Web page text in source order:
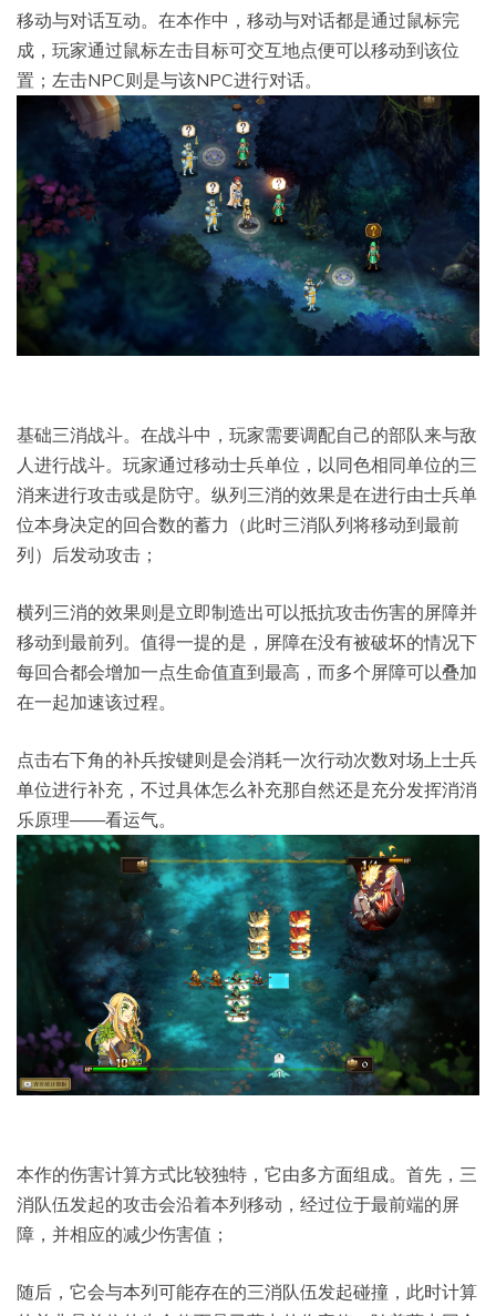
移动与对话互动。在本作中，移动与对话都是通过鼠标完
成，玩家通过鼠标左击目标可交互地点便可以移动到该位
置；左击NPC则是与该NPC进行对话。
基础三消战斗。在战斗中，玩家需要调配自己的部队来与敌
人进行战斗。玩家通过移动士兵单位，以同色相同单位的三
消来进行攻击或是防守。纵列三消的效果是在进行由士兵单
位本身决定的回合数的蓄力（此时三消队列将移动到最前
列）后发动攻击；
横列三消的效果则是立即制造出可以抵抗攻击伤害的屏障并
移动到最前列。值得一提的是，屏障在没有被破坏的情况下
每回合都会增加一点生命值直到最高，而多个屏障可以叠加
在一起加速该过程。
点击右下角的补兵按键则是会消耗一次行动次数对场上士兵
单位进行补充，不过具体怎么补充那自然还是充分发挥消消
乐原理——看运气。
本作的伤害计算方式比较独特，它由多方面组成。首先，三
消队伍发起的攻击会沿着本列移动，经过位于最前端的屏
障，并相应的减少伤害值；
随后，它会与本列可能存在的三消队伍发起碰撞，此时计算